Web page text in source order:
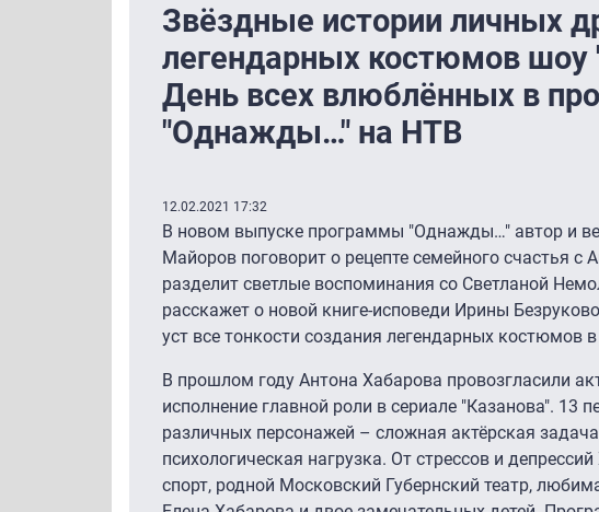
Звёздные истории личных
легендарных костюмов шоу
День всех влюблённых в
"Однажды…" на НТВ
12.02.2021 17:32
В новом выпуске программы "Однажды…" автор и
Майоров поговорит о рецепте семейного счастья
разделит светлые воспоминания со Светланой
расскажет о новой книге-исповеди Ирины
уст все тонкости создания легендарных костюмов
В прошлом году Антона Хабарова провозгласили
исполнение главной роли в сериале "Казанова". 13
различных персонажей – сложная актёрская
психологическая нагрузка. От стрессов и
спорт, родной Московский Губернский театр,